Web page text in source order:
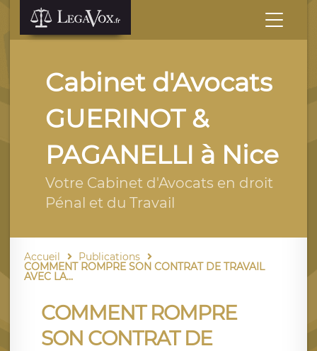
Cabinet d'Avocats
GUERINOT &
PAGANELLI à Nice
Votre Cabinet d'Avocats en droit
Pénal et du Travail
Accueil Publications
COMMENT ROMPRE SON CONTRAT DE TRAVAIL
AVEC LA...
COMMENT ROMPRE
SON CONTRAT DE